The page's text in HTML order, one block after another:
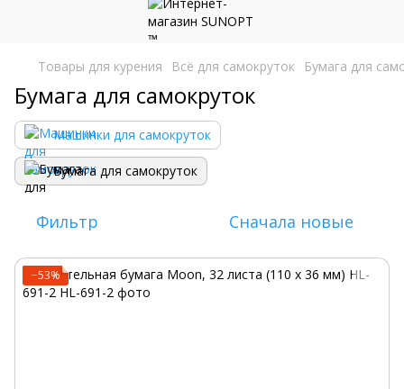
Товары для курения Всё для самокруток Бумага для
Бумага для самокруток
Машинки для самокруток
Бумага для самокруток
Фильтр Сначала новые
−53%